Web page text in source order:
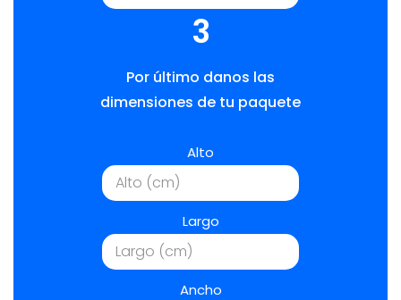
3
Por último danos las
dimensiones de tu paquete
Alto
Largo
Ancho